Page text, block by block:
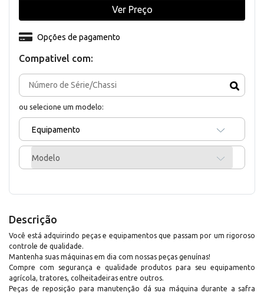
Compativel com:
ou selecione um modelo:
Equipamento
Modelo
Opções de pagamento
Ver Preço
Descrição
Você está adquirindo peças e equipamentos que passam por um rigoroso
controle de qualidade.
Mantenha suas máquinas em dia com nossas peças genuínas!
Compre com segurança e qualidade produtos para seu equipamento
agrícola, tratores, colheitadeiras entre outros.
Peças de reposição para manutenção dá sua máquina durante a safra